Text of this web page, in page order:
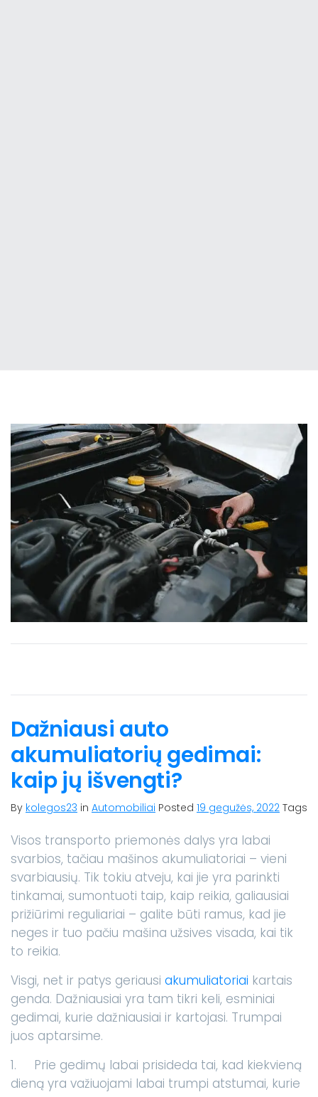
Dažniausi auto
akumuliatorių gedimai:
kaip jų išvengti?
By kolegos23 in Automobiliai Posted 19 gegužės, 2022 Tags
Visos transporto priemonės dalys yra labai
svarbios, tačiau mašinos akumuliatoriai – vieni
svarbiausių. Tik tokiu atveju, kai jie yra parinkti
tinkamai, sumontuoti taip, kaip reikia, galiausiai
prižiūrimi reguliariai – galite būti ramus, kad jie
neges ir tuo pačiu mašina užsives visada, kai tik
to reikia.
Visgi, net ir patys geriausi akumuliatoriai kartais
genda. Dažniausiai yra tam tikri keli, esminiai
gedimai, kurie dažniausiai ir kartojasi. Trumpai
juos aptarsime.
1. Prie gedimų labai prisideda tai, kad kiekvieną
dieną yra važiuojami labai trumpi atstumai, kurie